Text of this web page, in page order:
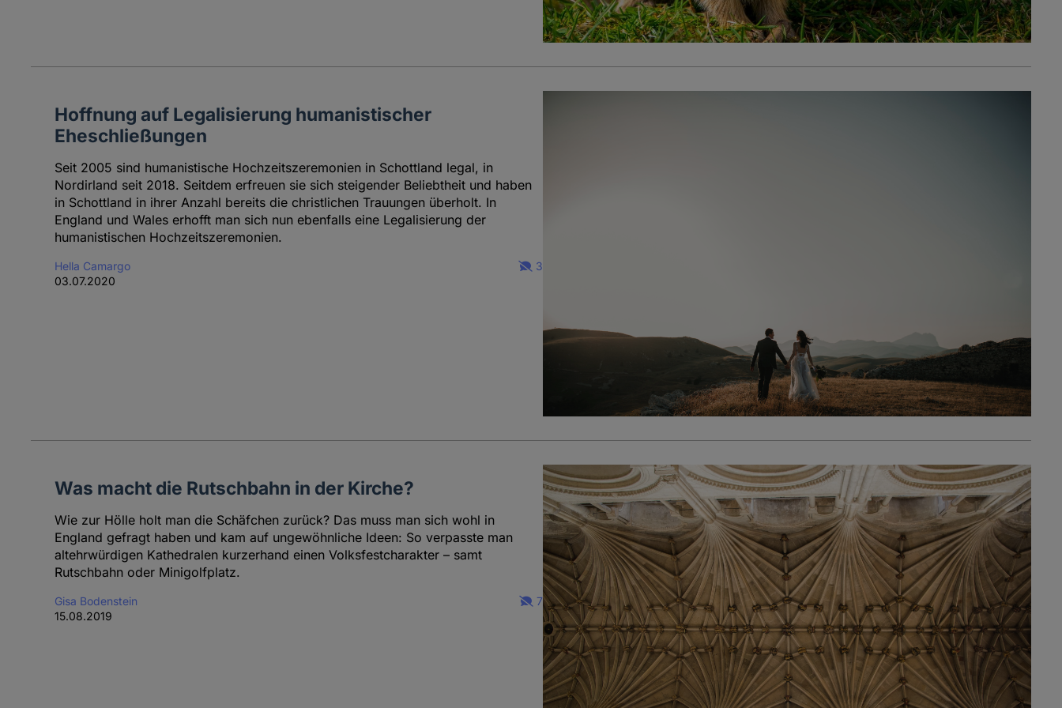
Hoffnung auf Legalisierung humanistischer
Eheschließungen
Seit 2005 sind humanistische Hochzeitszeremonien in Schottland legal, in
Nordirland seit 2018. Seitdem erfreuen sie sich steigender Beliebtheit und haben
in Schottland in ihrer Anzahl bereits die christlichen Trauungen überholt. In
England und Wales erhofft man sich nun ebenfalls eine Legalisierung der
humanistischen Hochzeitszeremonien.
Hella Camargo
03.07.2020
3
Was macht die Rutschbahn in der Kirche?
Wie zur Hölle holt man die Schäfchen zurück? Das muss man sich wohl in
England gefragt haben und kam auf ungewöhnliche Ideen: So verpasste man
altehrwürdigen Kathedralen kurzerhand einen Volksfestcharakter – samt
Rutschbahn oder Minigolfplatz.
Gisa Bodenstein
15.08.2019
7